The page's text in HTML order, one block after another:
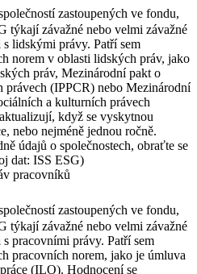
zastoupených ve fondu,
týkají závažné nebo velmi závažné
lidskými právy. Patří sem
norem v oblasti lidských práv, jako
práv, Mezinárodní pakt o
právech (IPPCR) nebo Mezinárodní
a kulturních právech
když se vyskytnou
nebo nejméně jednou ročně.
údajů o společnostech, obraťte se
dat: ISS ESG)
pracovníků
zastoupených ve fondu,
týkají závažné nebo velmi závažné
pracovními právy. Patří sem
pracovních norem, jako je úmluva
(ILO). Hodnocení se